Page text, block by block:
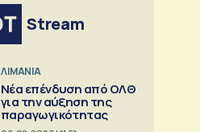
Stream
ΛΙΜΑΝΙΑ
Νέα επένδυση από ΟΛΘ
για την αύξηση της
παραγωγικότητας